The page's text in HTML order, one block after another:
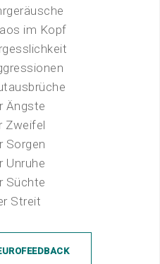
im Kopf
Ängste
Zweifel
Sorgen
Unruhe
Süchte
Streit